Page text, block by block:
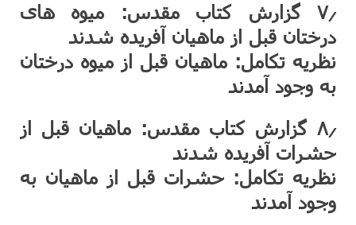
۷٫ گزارش کتاب مقدس: میوه های
درختان قبل از ماهیان آفریده شدند
نظریه تکامل: ماهیان قبل از میوه درختان
به وجود آمدند
۸٫ گزارش کتاب مقدس: ماهیان قبل از
حشرات آفریده شدند
نظریه تکامل: حشرات قبل از ماهیان به
وجود آمدند